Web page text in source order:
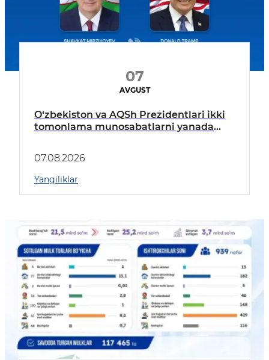
07
AVGUST
O‘zbekiston va AQSh Prezidentlari ikki
tomonlama munosabatlarni yanada
07.08.2026
Yangiliklar